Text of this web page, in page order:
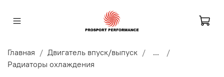
Главная Двигатель впуск/выпуск
...
Радиаторы охлаждения